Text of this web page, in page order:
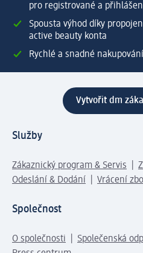
pro registrované a
Spousta výhod díky
active beauty konta
Rychlé a snadné nakupování
Vytvořit dm
Služby
Zákaznický program & Servis
Odeslání & Dodání
Vrácení
Společnost
O společnosti Společenská